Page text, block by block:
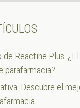
Reactine Plus:
parafarmacia?
Descubre el